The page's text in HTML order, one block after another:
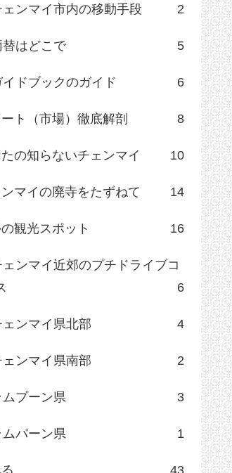
ェンマイ市内の移動手段 2
替はどこで 5
イドブックのガイド 6
ト（市場）徹底解剖 8
の知らないチェンマイ 10
マイの廃寺をたずねて 14
観光スポット 16
ェンマイ近郊のプチドライブコ
6
ェンマイ県北部 4
ェンマイ県南部 2
ムプーン県 3
ムパーン県 1